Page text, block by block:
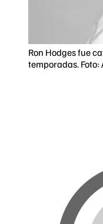
Ron Hodges fue
temporadas. Foto: